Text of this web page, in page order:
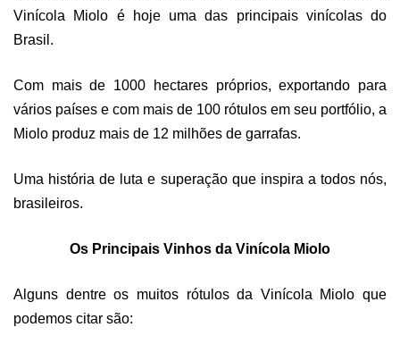
Vinícola Miolo é hoje uma das principais vinícolas do
Brasil.
Com mais de 1000 hectares próprios, exportando para
vários países e com mais de 100 rótulos em seu portfólio, a
Miolo produz mais de 12 milhões de garrafas.
Uma história de luta e superação que inspira a todos nós,
brasileiros.
Os Principais Vinhos da Vinícola Miolo
Alguns dentre os muitos rótulos da Vinícola Miolo que
podemos citar são: